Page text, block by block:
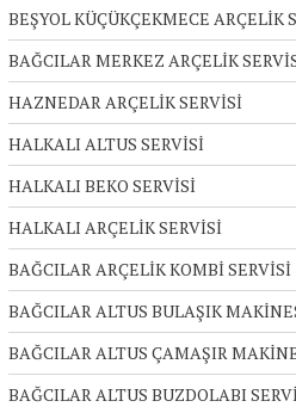
BEŞYOL KÜÇÜKÇEKMECE ARÇELİK
BAĞCILAR MERKEZ ARÇELİK
HAZNEDAR ARÇELİK SERVİSİ
HALKALI ALTUS SERVİSİ
HALKALI BEKO SERVİSİ
HALKALI ARÇELİK SERVİSİ
BAĞCILAR ARÇELİK KOMBİ SERVİSİ
BAĞCILAR ALTUS BULAŞIK
BAĞCILAR ALTUS ÇAMAŞIR
BAĞCILAR ALTUS BUZDOLABI